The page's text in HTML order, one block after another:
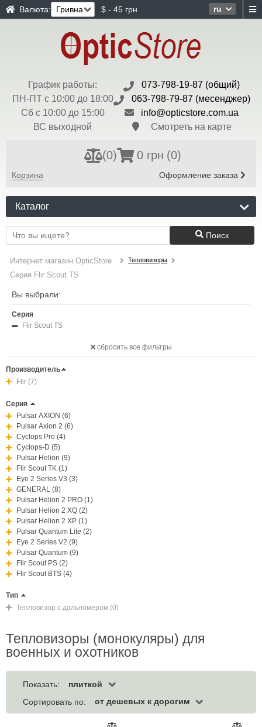
ru
Валюта: $ - 45 грн
График работы:
ПН-ПТ с 10:00 до 18:00
Сб с 10:00 до 15:00
ВС выходной
073-798-19-87 (общий)
063-798-79-87 (месенджер)
info@opticstore.com.ua
Смотреть на карте
(0) 0 грн (0)
Корзина Оформление заказа
Каталог
Поиск
Интернет магазин OpticStore Тепловизоры
Серия Flir Scout TS
Вы выбрали:
Серия
Flir Scout TS
сбросить все фильтры
Производитель
Flir (7)
Серия
Pulsar AXION (6)
Pulsar Axion 2 (6)
Cyclops Pro (4)
Cyclops-D (5)
Pulsar Helion (9)
Flir Scout TK (1)
Eye 2 Series V3 (3)
GENERAL (8)
Pulsar Helion 2 PRO (1)
Pulsar Helion 2 XQ (2)
Pulsar Helion 2 XP (1)
Pulsar Quantum Lite (2)
Eye 2 Series V2 (9)
Pulsar Quantum (9)
Flir Scout PS (2)
Flir Scout BTS (4)
Тип
Тепловизор с дальномером (0)
Тепловизоры (монокуляры) для
военных и охотников
Показать:
плиткой
Сортировать по:
от дешевых к дорогим